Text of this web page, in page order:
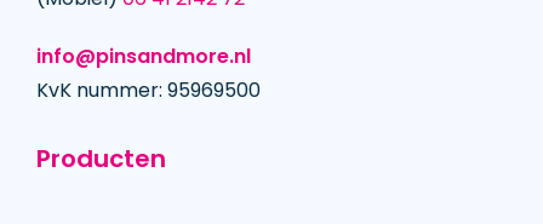
info@pinsandmore.nl
KvK nummer: 95969500
Producten